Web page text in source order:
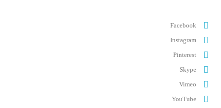
Facebook
Instagram
Pinterest
Skype
Vimeo
YouTube